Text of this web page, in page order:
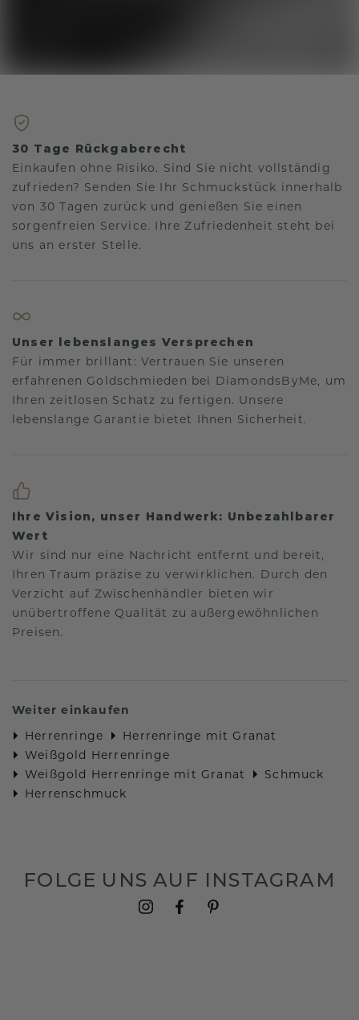
30 Tage Rückgaberecht
Einkaufen ohne Risiko. Sind Sie nicht vollständig
zufrieden? Senden Sie Ihr Schmuckstück innerhalb
von 30 Tagen zurück und genießen Sie einen
sorgenfreien Service. Ihre Zufriedenheit steht bei
uns an erster Stelle.
Unser lebenslanges Versprechen
Für immer brillant: Vertrauen Sie unseren
erfahrenen Goldschmieden bei DiamondsByMe, um
Ihren zeitlosen Schatz zu fertigen. Unsere
lebenslange Garantie bietet Ihnen Sicherheit.
Ihre Vision, unser Handwerk: Unbezahlbarer
Wert
Wir sind nur eine Nachricht entfernt und bereit,
Ihren Traum präzise zu verwirklichen. Durch den
Verzicht auf Zwischenhändler bieten wir
unübertroffene Qualität zu außergewöhnlichen
Preisen.
Weiter einkaufen
Herrenringe
Herrenringe mit Granat
Weißgold Herrenringe
Weißgold Herrenringe mit Granat
Schmuck
Herrenschmuck
FOLGE UNS AUF INSTAGRAM